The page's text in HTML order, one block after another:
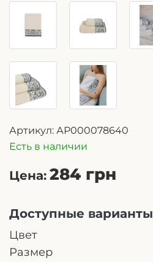
Артикул: АР000078640
Есть в наличии
Цена: 284 грн
Доступные варианты
Цвет
Размер